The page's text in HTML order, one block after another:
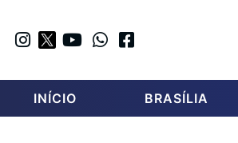
INÍCIO BRASÍLIA